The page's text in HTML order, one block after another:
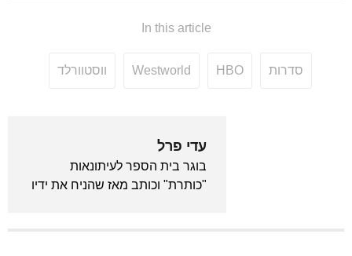
In this article
סדרות HBO
Westworld ווסטוורלד
עדי פרל
בוגר בית הספר לעיתונאות
"כותרת" וכותב מאז שהניח את ידיו